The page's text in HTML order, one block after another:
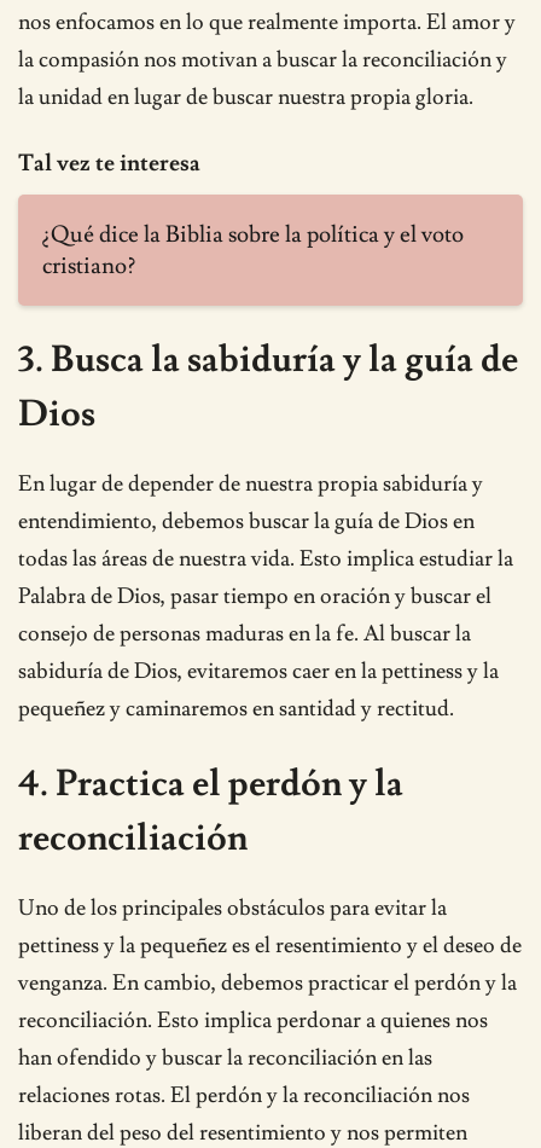
nos enfocamos en lo que realmente importa. El amor y
la compasión nos motivan a buscar la reconciliación y
la unidad en lugar de buscar nuestra propia gloria.
Tal vez te interesa
¿Qué dice la Biblia sobre la política y el voto
cristiano?
3. Busca la sabiduría y la guía de
Dios
En lugar de depender de nuestra propia sabiduría y
entendimiento, debemos buscar la guía de Dios en
todas las áreas de nuestra vida. Esto implica estudiar la
Palabra de Dios, pasar tiempo en oración y buscar el
consejo de personas maduras en la fe. Al buscar la
sabiduría de Dios, evitaremos caer en la pettiness y la
pequeñez y caminaremos en santidad y rectitud.
4. Practica el perdón y la
reconciliación
Uno de los principales obstáculos para evitar la
pettiness y la pequeñez es el resentimiento y el deseo de
venganza. En cambio, debemos practicar el perdón y la
reconciliación. Esto implica perdonar a quienes nos
han ofendido y buscar la reconciliación en las
relaciones rotas. El perdón y la reconciliación nos
liberan del peso del resentimiento y nos permiten